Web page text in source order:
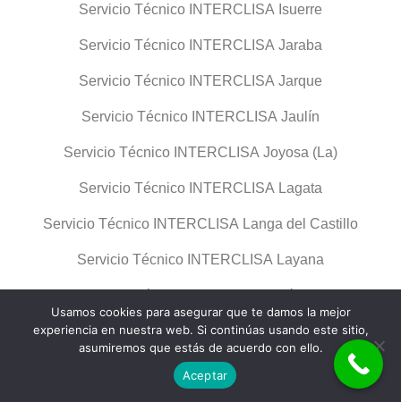
Servicio Técnico INTERCLISA Isuerre
Servicio Técnico INTERCLISA Jaraba
Servicio Técnico INTERCLISA Jarque
Servicio Técnico INTERCLISA Jaulín
Servicio Técnico INTERCLISA Joyosa (La)
Servicio Técnico INTERCLISA Lagata
Servicio Técnico INTERCLISA Langa del Castillo
Servicio Técnico INTERCLISA Layana
Servicio Técnico INTERCLISA Lechón
Servicio Técnico INTERCLISA Leciñena
Usamos cookies para asegurar que te damos la mejor
experiencia en nuestra web. Si continúas usando este sitio,
asumiremos que estás de acuerdo con ello.
Aceptar